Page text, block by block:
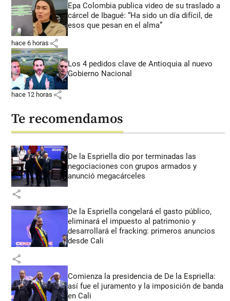
Epa Colombia publica video de su traslado a
cárcel de Ibagué: “Ha sido un día difícil, de
esos que pesan en el alma”
hace 6 horas share
Los 4 pedidos clave de Antioquia al nuevo
Gobierno Nacional
hace 12 horas share
Te recomendamos
De la Espriella dio por terminadas las
negociaciones con grupos armados y
anunció megacárceles
share
De la Espriella congelará el gasto público,
eliminará el impuesto al patrimonio y
desarrollará el fracking: primeros anuncios
desde Cali
share
Comienza la presidencia de De la Espriella:
así fue el juramento y la imposición de banda
en Cali